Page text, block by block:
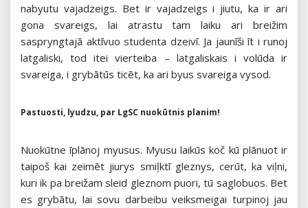
nabyutu vajadzeigs. Bet ir vajadzeigs i jiutu, ka ir ari
gona svareigs, lai atrastu tam laiku ari breižim
saspryngtajā aktīvuo studenta dzeivī. Ja jaunīši īt i runoj
latgaliski, tod itei vierteiba – latgaliskais i volūda ir
svareiga, i grybātūs ticēt, ka ari byus svareiga vysod.
Pastuosti, lyudzu, par LgSC nuokūtnis planim!
Nuokūtne īplānoj myusus. Myusu laikūs koč kū plānuot ir
taipoš kai zeimēt jiurys smiļktī gleznys, cerūt, ka viļni,
kuri ik pa breižam sleid gleznom puori, tū saglobuos. Bet
es grybātu, lai sovu darbeibu veiksmeigai turpinoj jau